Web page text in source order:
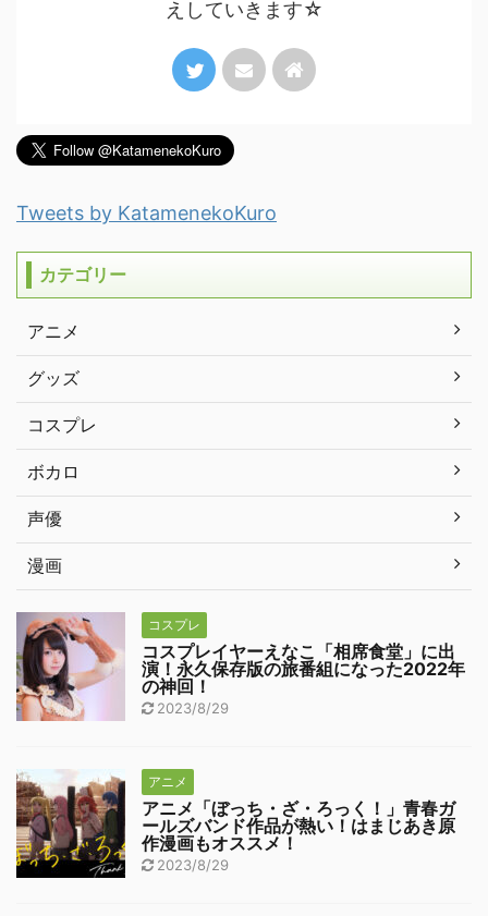
えしていきます☆
Tweets by KatamenekoKuro
カテゴリー
アニメ
グッズ
コスプレ
ボカロ
声優
漫画
コスプレ
コスプレイヤーえなこ「相席食堂」に出
演！永久保存版の旅番組になった2022年
の神回！
2023/8/29
アニメ
アニメ「ぼっち・ざ・ろっく！」青春ガ
ールズバンド作品が熱い！はまじあき原
作漫画もオススメ！
2023/8/29